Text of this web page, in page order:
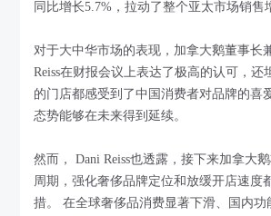
同比增长5.7%，拉动了整个亚太市场销售
对于大中华市场的表现，加拿大鹅董事长
Reiss在财报会议上表达了极高的认可，还
的门店都感受到了中国消费者对品牌的喜
态势能够在未来得到延续。
然而， Dani Reiss也透露，接下来加拿大
周期，强化奢侈品牌定位和放缓开店速度
措。 在全球奢侈品消费显著下滑、国内功